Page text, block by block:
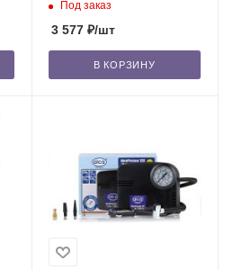
Под заказ
3 577₽/шт
В КОРЗИНУ